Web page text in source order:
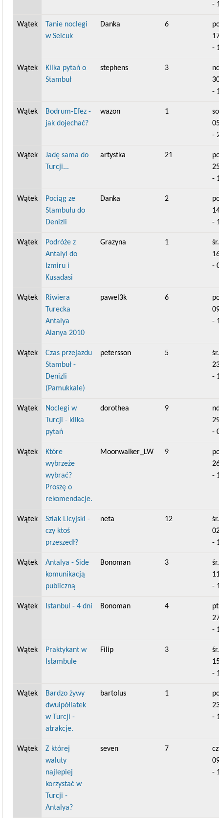
-
Wątek
Tanie noclegi
w Selcuk
Danka 6
-
Wątek
Kilka pytań o
Stambuł
stephens 3
-
Wątek
Bodrum-Efez -
jak dojechać?
wazon 1
-
Wątek
Jadę sama do
Turcji...
artystka 21
-
Wątek
Pociąg ze
Stambułu do
Denizli
Danka 2
-
Wątek
Podróże z
Antalyi do
Izmiru i
Kusadasi
Grazyna 1
-
Wątek
Riwiera
Turecka
Antalya
Alanya 2010
pawel3k 6
-
Wątek
Czas przejazdu
Stambuł -
Denizli
(Pamukkale)
petersson 5
-
Wątek
Noclegi w
Turcji - kilka
pytań
dorothea 9
-
Wątek
Które
wybrzeże
wybrać?
Proszę o
rekomendacje.
Moonwalker_LW 9
-
Wątek
Szlak Licyjski -
czy ktoś
przeszedł?
neta 12
-
Wątek
Antalya - Side
komunikacją
publiczną
Bonoman 3
-
Wątek Istanbul - 4 dni Bonoman 4
-
Wątek
Praktykant w
Istambule
Filip 3
-
Wątek
Bardzo żywy
dwuipółlatek
w Turcji -
atrakcje.
bartolus 1
-
Wątek
Z której
waluty
najlepiej
korzystać w
Turcji -
Antalya?
seven 7
-